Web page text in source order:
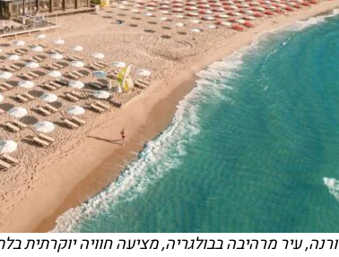
ורנה, עיר מרהיבה בבולגריה, מציעה חוויה